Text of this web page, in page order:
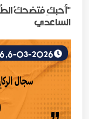
"أحبكِ فتضحكُ
الساعدي